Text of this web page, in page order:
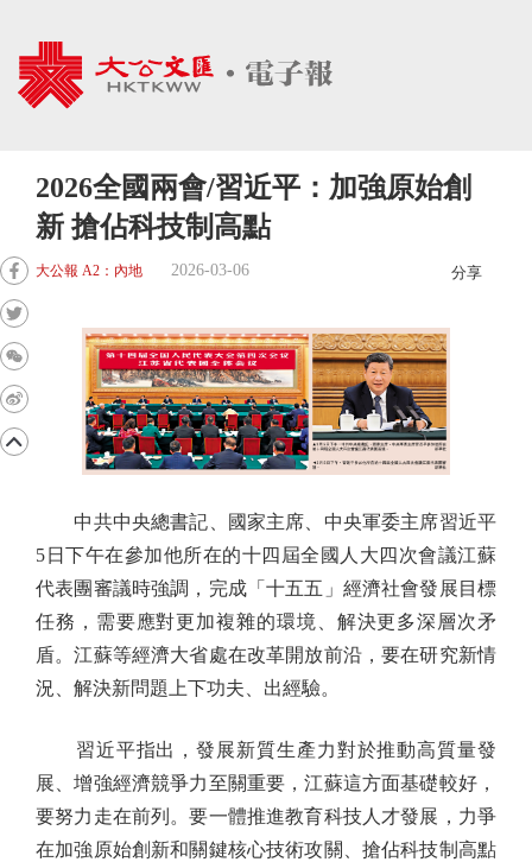
2026全國兩會/習近平：加強原始創
新 搶佔科技制高點
大公報 A2：內地 2026-03-06 分享
中共中央總書記、國家主席、中央軍委主席習近平
5日下午在參加他所在的十四屆全國人大四次會議江蘇
代表團審議時強調，完成「十五五」經濟社會發展目標
任務，需要應對更加複雜的環境、解決更多深層次矛
盾。江蘇等經濟大省處在改革開放前沿，要在研究新情
況、解決新問題上下功夫、出經驗。
習近平指出，發展新質生產力對於推動高質量發
展、增強經濟競爭力至關重要，江蘇這方面基礎較好，
要努力走在前列。要一體推進教育科技人才發展，力爭
在加強原始創新和關鍵核心技術攻關、搶佔科技制高點